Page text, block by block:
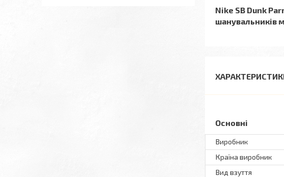
Nike SB Dunk
шанувальників
Основні
Виробник
Країна виробник
Вид взуття